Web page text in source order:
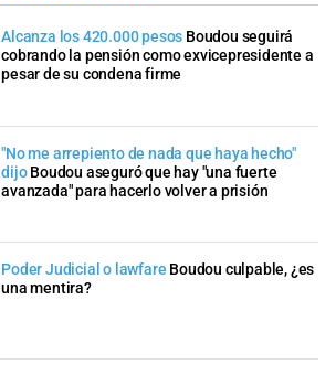
Alcanza los 420.000 pesos Boudou seguirá
cobrando la pensión como exvicepresidente a
pesar de su condena firme
"No me arrepiento de nada que haya hecho"
dijo Boudou aseguró que hay "una fuerte
avanzada" para hacerlo volver a prisión
Poder Judicial o lawfare Boudou culpable, ¿es
una mentira?